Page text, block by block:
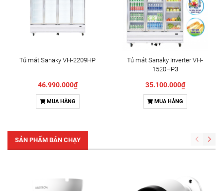
Tủ mát Sanaky VH-2209HP
46.990.000₫
MUA HÀNG
Tủ mát Sanaky Inverter VH-
1520HP3
35.100.000₫
MUA HÀNG
SẢN PHẨM BÁN CHẠY